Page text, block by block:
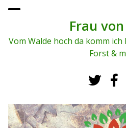
To
me
Frau
Vom Walde hoch da komm
Forst &